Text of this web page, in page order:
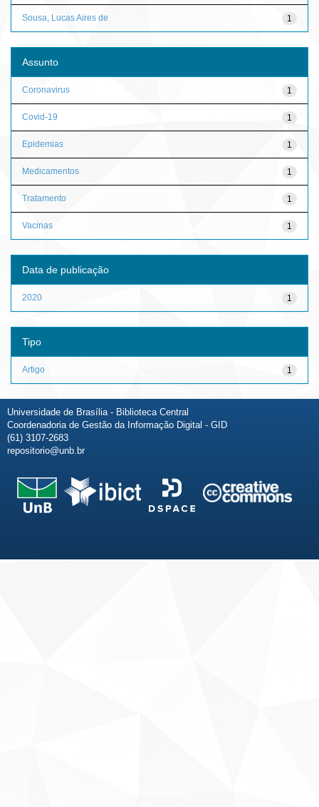
1
Sousa, Lucas Aires de
Assunto
1
Coronavirus
1
Covid-19
1
Epidemias
1
Medicamentos
1
Tratamento
1
Vacinas
Data de publicação
1
2020
Tipo
1
Artigo
Universidade de Brasília - Biblioteca Central
Coordenadoria de Gestão da Informação Digital - GID
(61) 3107-2683
repositorio@unb.br